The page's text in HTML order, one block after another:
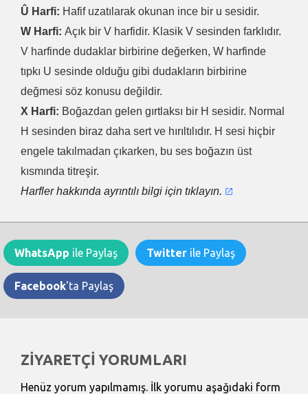
Û Harfi: Hafif uzatılarak okunan ince bir u sesidir.
W Harfi: Açık bir V harfidir. Klasik V sesinden farklıdır.
V harfinde dudaklar birbirine değerken, W harfinde
tıpkı U sesinde olduğu gibi dudakların birbirine
değmesi söz konusu değildir.
X Harfi: Boğazdan gelen gırtlaksı bir H sesidir. Normal
H sesinden biraz daha sert ve hırıltılıdır. H sesi hiçbir
engele takılmadan çıkarken, bu ses boğazın üst
kısmında titreşir.
Harfler hakkında ayrıntılı bilgi için tıklayın.
WhatsApp ile Paylaş Twitter ile Paylaş
Facebook'ta Paylaş
ZİYARETÇİ YORUMLARI
Henüz yorum yapılmamış. İlk yorumu aşağıdaki form